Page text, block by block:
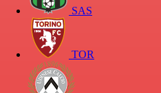
SAS
TOR